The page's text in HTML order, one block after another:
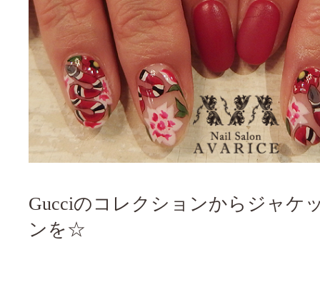
Gucciのコレクションからジャケ
ンを☆